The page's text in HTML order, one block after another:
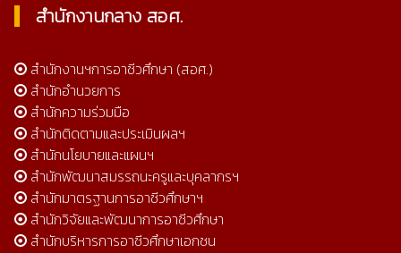
สำนักงานกลาง สอศ.
สำนักงานฯการอาชีวศึกษา (สอศ.)
สำนักอำนวยการ
สำนักความร่วมมือ
สำนักติดตามและประเมินผลฯ
สำนักนโยบายและแผนฯ
สำนักพัฒนาสมรรถนะครูและบุคลากรฯ
สำนักมาตรฐานการอาชีวศึกษาฯ
สำนักวิจัยและพัฒนาการอาชีวศึกษา
สำนักบริหารการอาชีวศึกษาเอกชน